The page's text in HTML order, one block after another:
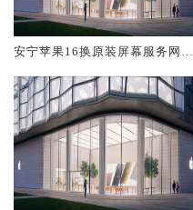
安宁苹果16换原装屏幕服务网点